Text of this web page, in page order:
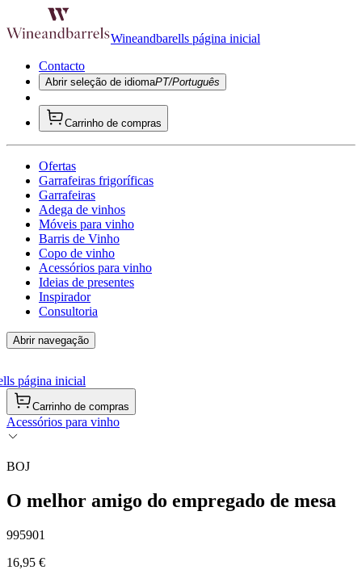
Wineandbarells página inicial
Contacto
Abrir seleção de idiomaPT/Português
Carrinho de compras
Ofertas
Garrafeiras frigoríficas
Garrafeiras
Adega de vinhos
Móveis para vinho
Barris de Vinho
Copo de vinho
Acessórios para vinho
Ideias de presentes
Inspirador
Consultoria
Abrir navegação
página inicial
Carrinho de compras
Acessórios para vinho
BOJ
O melhor amigo do empregado de mesa
995901
16,95 €